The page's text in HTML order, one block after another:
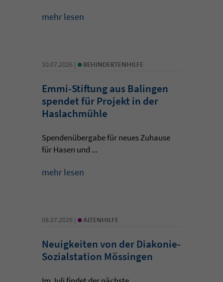
mehr lesen
10.07.2026 | • BEHINDERTENHILFE
Emmi-Stiftung aus Balingen
spendet für Projekt in der
Haslachmühle
Spendenübergabe für neues Zuhause
für Hasen und ...
mehr lesen
08.07.2026 | • ALTENHILFE
Neuigkeiten von der Diakonie-
Sozialstation Mössingen